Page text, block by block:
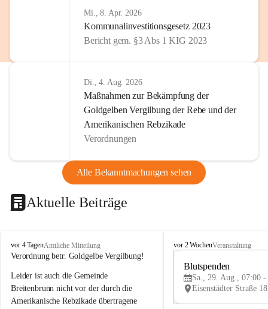
Mi., 8. Apr. 2026
Kommunalinvestitionsgesetz 2023
Bericht gem. §3 Abs 1 KIG 2023
Di., 4. Aug. 2026
Maßnahmen zur Bekämpfung der
Goldgelben Vergilbung der Rebe und der
Amerikanischen Rebzikade
Verordnungen
Alle Bekanntmachungen sehen
Aktuelle Beiträge
B
r
i
t
e
vor 4 TagenAmtliche Mitteilung
Verordnung betr. Goldgelbe Vergilbung!
Leider ist auch die Gemeinde
Breitenbrunn nicht vor der durch die
Amerikanische Rebzikade übertragene
B
e
vor 2 WochenVeranstaltung
Blutspenden
Sa., 29. Aug., 07:00 -